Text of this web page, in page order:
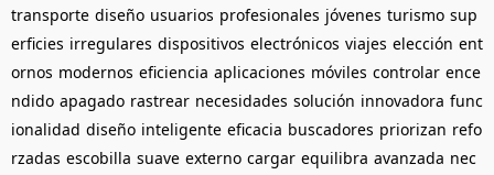
transporte diseño usuarios profesionales jóvenes turismo sup
erficies irregulares dispositivos electrónicos viajes elección ent
ornos modernos eficiencia aplicaciones móviles controlar ence
ndido apagado rastrear necesidades solución innovadora func
ionalidad diseño inteligente eficacia buscadores priorizan refo
rzadas escobilla suave externo cargar equilibra avanzada nec